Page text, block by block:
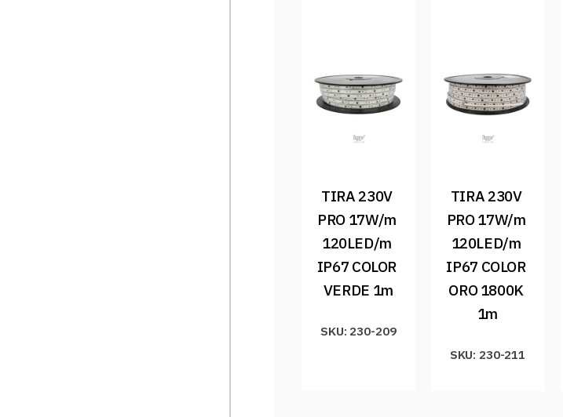
TIRA 230V
PRO 17W/m
120LED/m
IP67 COLOR
VERDE 1m
SKU: 230-209
TIRA 230V
PRO 17W/m
120LED/m
IP67 COLOR
ORO 1800K
1m
SKU: 230-211